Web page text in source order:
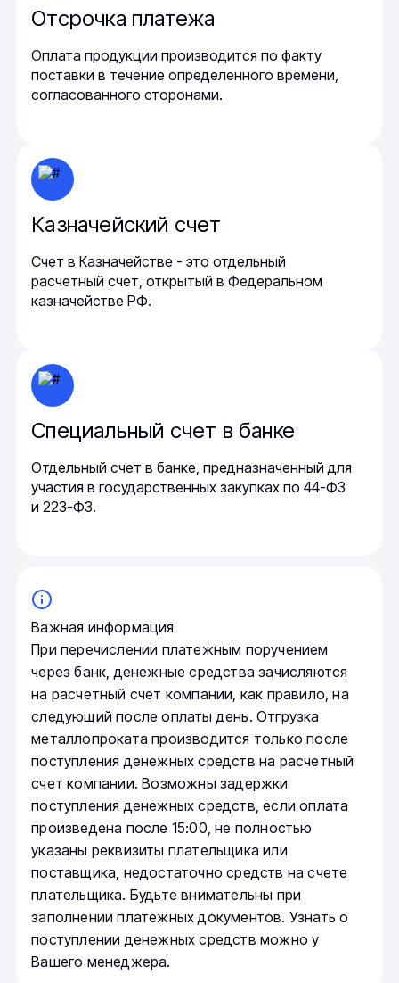
Отсрочка платежа
Оплата продукции производится по факту
поставки в течение определенного времени,
согласованного сторонами.
Казначейский счет
Счет в Казначействе - это отдельный
расчетный счет, открытый в Федеральном
казначействе РФ.
Специальный счет в банке
Отдельный счет в банке, предназначенный для
участия в государственных закупках по 44-ФЗ
и 223-ФЗ.
Важная информация
При перечислении платежным поручением
через банк, денежные средства зачисляются
на расчетный счет компании, как правило, на
следующий после оплаты день. Отгрузка
металлопроката производится только после
поступления денежных средств на расчетный
счет компании. Возможны задержки
поступления денежных средств, если оплата
произведена после 15:00, не полностью
указаны реквизиты плательщика или
поставщика, недостаточно средств на счете
плательщика. Будьте внимательны при
заполнении платежных документов. Узнать о
поступлении денежных средств можно у
Вашего менеджера.